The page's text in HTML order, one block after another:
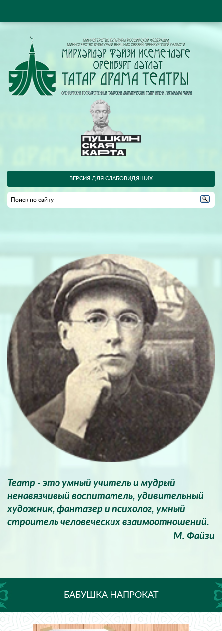
ВЕРСИЯ ДЛЯ СЛАБОВИДЯЩИХ
Театр - это умный учитель и мудрый
ненавязчивый воспитатель, удивительный
художник, фантазер и психолог, умный
строитель человеческих взаимоотношений.
М. Файзи
БАБУШКА НАПРОКАТ